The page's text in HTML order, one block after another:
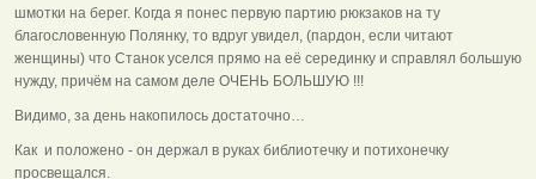
шмотки на берег. Когда я понес первую партию рюкзаков на ту
благословенную Полянку, то вдруг увидел, (пардон, если читают
женщины) что Станок уселся прямо на её серединку и справлял большую
нужду, причём на самом деле ОЧЕНЬ БОЛЬШУЮ !!!
Видимо, за день накопилось достаточно…
Как и положено - он держал в руках библиотечку и потихонечку
просвещался.